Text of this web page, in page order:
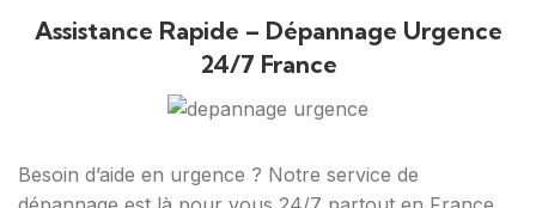
Assistance Rapide – Dépannage Urgence
24/7 France
Besoin d’aide en urgence ? Notre service de